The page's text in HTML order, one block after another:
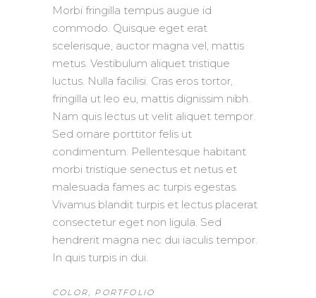
Morbi fringilla tempus augue id
commodo. Quisque eget erat
scelerisque, auctor magna vel, mattis
metus. Vestibulum aliquet tristique
luctus. Nulla facilisi. Cras eros tortor,
fringilla ut leo eu, mattis dignissim nibh.
Nam quis lectus ut velit aliquet tempor.
Sed ornare porttitor felis ut
condimentum. Pellentesque habitant
morbi tristique senectus et netus et
malesuada fames ac turpis egestas.
Vivamus blandit turpis et lectus placerat
consectetur eget non ligula. Sed
hendrerit magna nec dui iaculis tempor.
In quis turpis in dui.
COLOR PORTFOLIO